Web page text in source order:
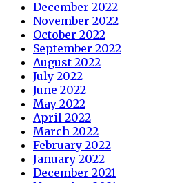
December 2022
November 2022
October 2022
September 2022
August 2022
July 2022
June 2022
May 2022
April 2022
March 2022
February 2022
January 2022
December 2021